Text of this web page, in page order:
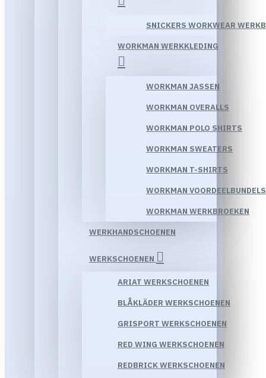
SNICKERS WORKWEAR
WORKMAN WERKKLEDING
WORKMAN JASSEN
WORKMAN OVERALLS
WORKMAN POLO SHIRTS
WORKMAN SWEATERS
WORKMAN T-SHIRTS
WORKMAN VOORDEELBUNDELS
WORKMAN WERKBROEKEN
WERKHANDSCHOENEN
WERKSCHOENEN
ARIAT WERKSCHOENEN
BLÅKLÄDER WERKSCHOENEN
GRISPORT WERKSCHOENEN
RED WING WERKSCHOENEN
REDBRICK WERKSCHOENEN